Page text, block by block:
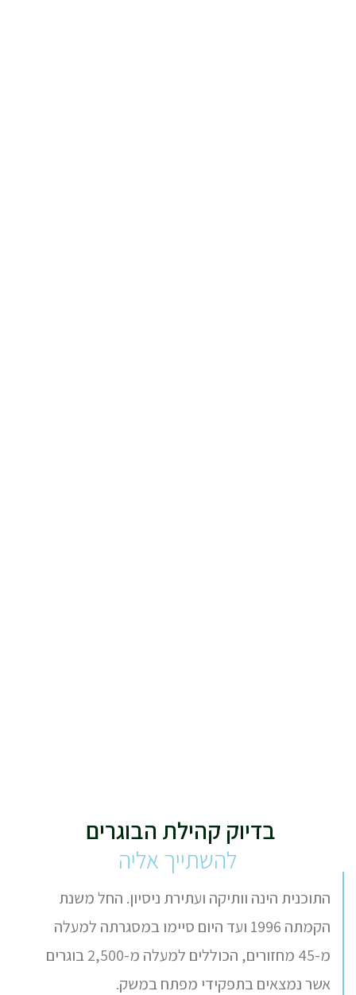
בדיוק קהילת הבוגרים ​
להשתייך אליה
התוכנית הינה וותיקה ועתירת ניסיון. החל משנת
הקמתה 1996 ועד היום סיימו במסגרתה למעלה
מ-45 מחזורים, הכוללים למעלה מ-2,500 בוגרים
אשר נמצאים בתפקידי מפתח במשק.